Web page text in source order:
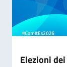
Elezioni dei